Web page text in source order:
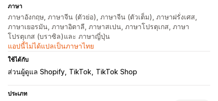
ภาษา
ภาษาอังกฤษ, ภาษาจีน (ตัวย่อ), ภาษาจีน (ตัวเต็ม), ภาษาฝรั่งเศส,
ภาษาเยอรมัน, ภาษาอิตาลี, ภาษาสเปน, ภาษาโปรตุเกส, ภาษา
โปรตุเกส (บราซิล)และ ภาษาญี่ปุ่น
แอปนี้ไม่ได้แปลเป็นภาษาไทย
ใช้ได้กับ
ส่วนผู้ดูแล Shopify TikTok TikTok Shop
ประเภท